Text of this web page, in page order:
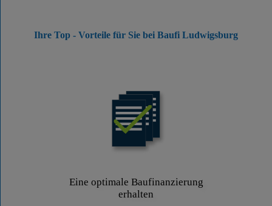
Ihre Top - Vorteile für Sie bei Baufi Ludwigsburg
Eine optimale Baufinanzierung
erhalten